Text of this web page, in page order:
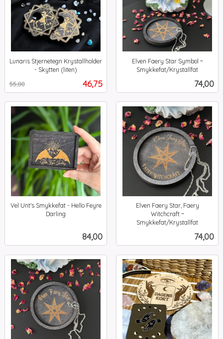
Lunaris Stjernetegn Krystallholder
- Skytten (liten)
Tilbud
46,75
55,00
mva.
Elven Faery Star Symbol ~
Smykkefat/Krystallfat
Pris
74,00
Vel Unt's Smykkefat - Hello Feyre
Darling
Pris
84,00
Elven Faery Star, Faery
Witchcraft ~
Smykkefat/Krystallfat
Pris
74,00